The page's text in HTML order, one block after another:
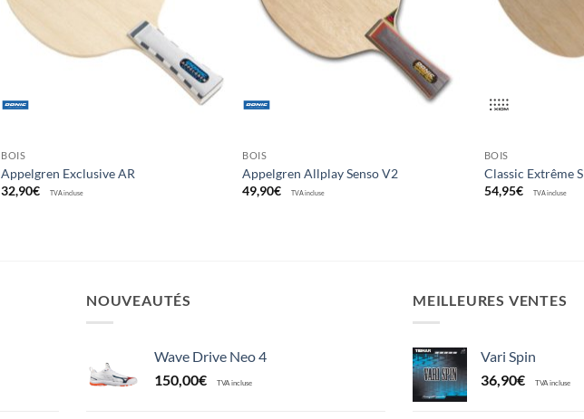
BOIS
Appelgren Exclusive AR
32,90€ TVA incluse
BOIS
Appelgren Allplay Senso V2
49,90€ TVA incluse
BOIS
Classic Extrême S
54,95€ TVA incluse
NOUVEAUTÉS
Wave Drive Neo 4
150,00€ TVA incluse
MEILLEURES VENTES
Vari Spin
36,90€ TVA incluse